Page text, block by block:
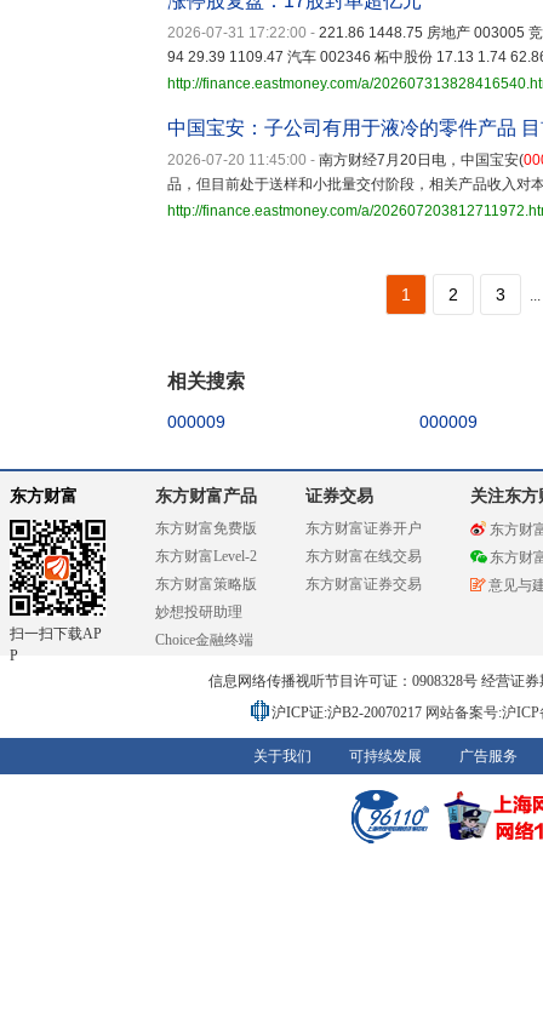
2026-07-31 17:22:00 - 221.86 1448.75 房地产 003005
94 29.39 1109.47 汽车 002346 柘中股份 17.13 1.74
http://finance.eastmoney.com/a/
中国宝安：子公司有用于液冷的零件产品
2026-07-20 11:45:00 - 南方财经7月20日电，中国宝安(
品，但目前处于送样和小批量交付阶段，相关产品收入对
http://finance.eastmoney.com/a/
1 2 3 ...
相关搜索
000009 000009
东方财富
扫一扫下载AP
P
东方财富产品
东方财富免费版
东方财富Level-2
东方财富策略版
妙想投研助理
Choice金融终端
证券交易
东方财富证券开户
东方财富在线交易
东方财富证券交易
关注东方
东方财
东方财
意见与
信息网络传播视听节目许可证：0908328号 经营证
沪ICP证:沪B2-20070217 网站备案号:沪
关于我们 可持续发展 广告服务